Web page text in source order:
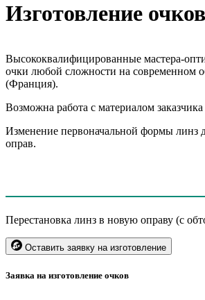
Изготовление очков
Высококвалифицированные мастера-
очки любой сложности на современном
(Франция).
Возможна работа с материалом
Изменение первоначальной формы линз
оправ.
Перестановка линз в новую оправу (с
Оставить заявку на изготовление
Заявка на изготовление очков